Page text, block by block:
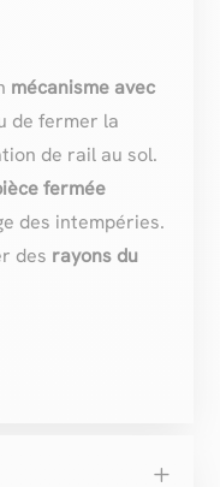
mécanisme avec
de fermer la
de rail au sol.
fermée
des intempéries.
des rayons du
L